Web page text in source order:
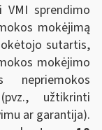
sprendimo
mokėjimą
sutartis,
mokėjimo
užtikrinti
ar garantija).